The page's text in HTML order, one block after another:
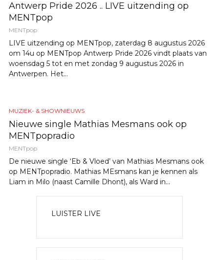
Antwerp Pride 2026 .. LIVE uitzending op
MENTpop
MENTpop
LIVE uitzending op MENTpop, zaterdag 8 augustus 2026
om 14u op MENTpop Antwerp Pride 2026 vindt plaats van
woensdag 5 tot en met zondag 9 augustus 2026 in
Antwerpen. Het...
MUZIEK- & SHOWNIEUWS
Nieuwe single Mathias Mesmans ook op
MENTpopradio
MENTpop
De nieuwe single ‘Eb & Vloed’ van Mathias Mesmans ook
op MENTpopradio. Mathias MEsmans kan je kennen als
Liam in Milo (naast Camille Dhont), als Ward in...
LUISTER LIVE